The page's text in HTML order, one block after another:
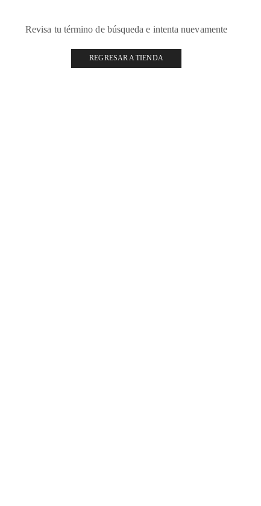
Revisa tu término de búsqueda e intenta nuevamente
REGRESAR A TIENDA